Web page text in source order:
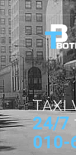
TAXI
24/7
010-